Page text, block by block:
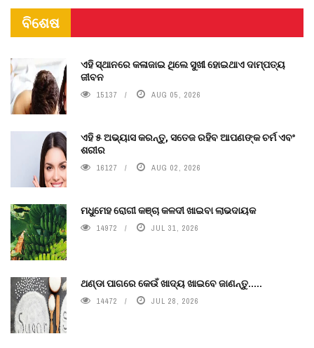
ବିଶେଷ
ଏହି ସ୍ଥାନରେ କଳାଜାଇ ଥିଲେ ସୁଖୀ ହୋଇଥାଏ ଦାମ୍ପତ୍ୟ
ଜୀବନ
15137 AUG 05, 2026
ଏହି ୫ ଅଭ୍ୟାସ କରନ୍ତୁ, ସତେଜ ରହିବ ଆପଣଙ୍କ ଚର୍ମ ଏବଂ
ଶରୀର
16127 AUG 02, 2026
ମଧୁମେହ ରୋଗୀ କଞ୍ଚା କଳଦୀ ଖାଇବା ଲାଭଦାୟକ
14972 JUL 31, 2026
ଥଣ୍ଡା ପାଗରେ କେଉଁ ଖାଦ୍ୟ ଖାଇବେ ଜାଣନ୍ତୁ.....
14472 JUL 28, 2026